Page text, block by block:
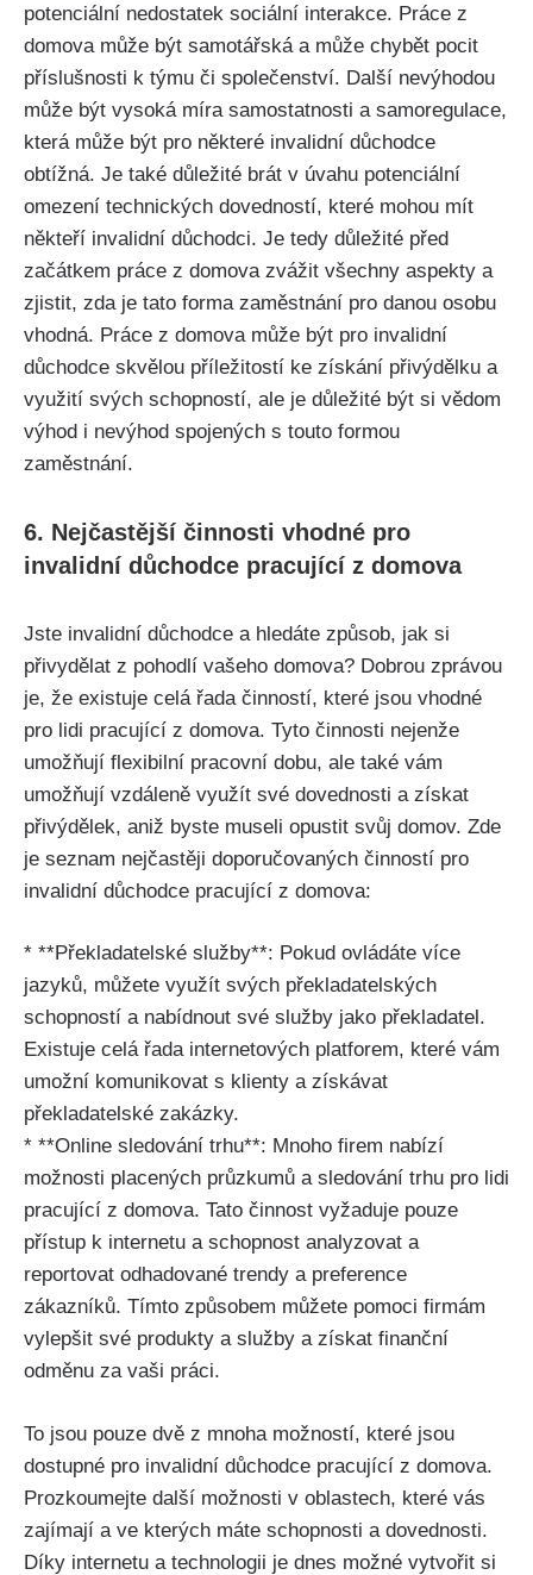
potenciální nedostatek sociální interakce. Práce z
domova může být samotářská a může chybět pocit
příslušnosti k týmu či společenství. Další nevýhodou
může být vysoká míra samostatnosti a samoregulace,
která může být pro některé invalidní důchodce
obtížná. Je také důležité brát v úvahu potenciální
omezení technických dovedností, které mohou mít
někteří invalidní důchodci. Je tedy důležité před
začátkem práce z domova zvážit všechny aspekty a
zjistit, zda je tato forma zaměstnání pro danou osobu
vhodná. Práce z domova může být pro invalidní
důchodce skvělou příležitostí ke získání přivýdělku a
využití svých schopností, ale je důležité být si vědom
výhod i nevýhod spojených s touto formou
zaměstnání.
6. Nejčastější činnosti vhodné pro
invalidní důchodce pracující z domova
Jste invalidní důchodce a hledáte způsob, jak si
přivydělat z pohodlí vašeho domova? Dobrou zprávou
je, že existuje celá řada činností, které jsou vhodné
pro lidi pracující z domova. Tyto činnosti nejenže
umožňují flexibilní pracovní dobu, ale také vám
umožňují vzdáleně využít své dovednosti a získat
přivýdělek, aniž byste museli opustit svůj domov. Zde
je seznam nejčastěji doporučovaných činností pro
invalidní důchodce pracující z domova:
* **Překladatelské služby**: Pokud ovládáte více
jazyků, můžete využít svých překladatelských
schopností a nabídnout své služby jako překladatel.
Existuje celá řada internetových platforem, které vám
umožní komunikovat s klienty a získávat
překladatelské zakázky.
* **Online sledování trhu**: Mnoho firem nabízí
možnosti placených průzkumů a sledování trhu pro lidi
pracující z domova. Tato činnost vyžaduje pouze
přístup k internetu a schopnost analyzovat a
reportovat odhadované trendy a preference
zákazníků. Tímto způsobem můžete pomoci firmám
vylepšit své produkty a služby a získat finanční
odměnu za vaši práci.
To jsou pouze dvě z mnoha možností, které jsou
dostupné pro invalidní důchodce pracující z domova.
Prozkoumejte další možnosti v oblastech, které vás
zajímají a ve kterých máte schopnosti a dovednosti.
Díky internetu a technologii je dnes možné vytvořit si